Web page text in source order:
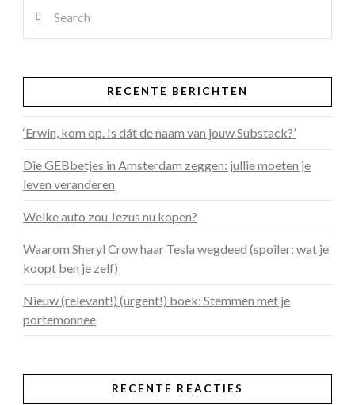
RECENTE BERICHTEN
‘Erwin, kom op. Is dát de naam van jouw Substack?’
Die GEBbetjes in Amsterdam zeggen: jullie moeten je
leven veranderen
Welke auto zou Jezus nu kopen?
Waarom Sheryl Crow haar Tesla wegdeed (spoiler: wat je
koopt ben je zelf)
Nieuw (relevant!) (urgent!) boek: Stemmen met je
portemonnee
RECENTE REACTIES